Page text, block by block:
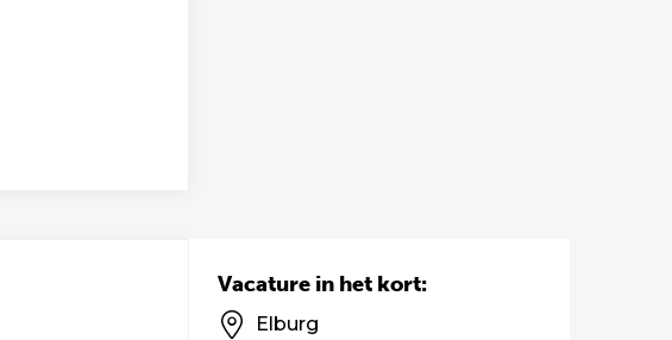
Vacature in het kort:
Elburg